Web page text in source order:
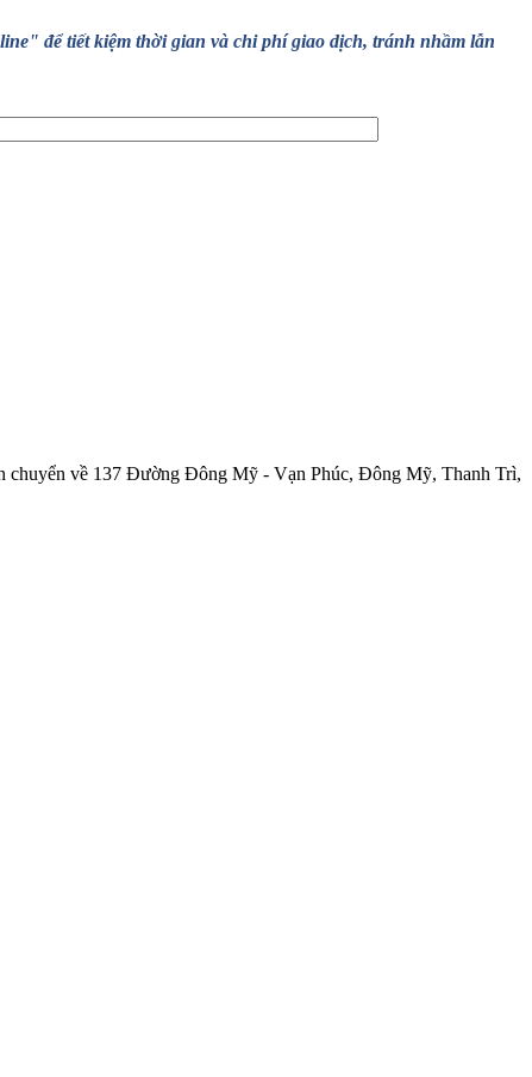
để tiết kiệm thời gian và chi phí giao dịch, tránh nhầm lẫn
về 137 Đường Đông Mỹ - Vạn Phúc, Đông Mỹ, Thanh Trì, Hà Nội.